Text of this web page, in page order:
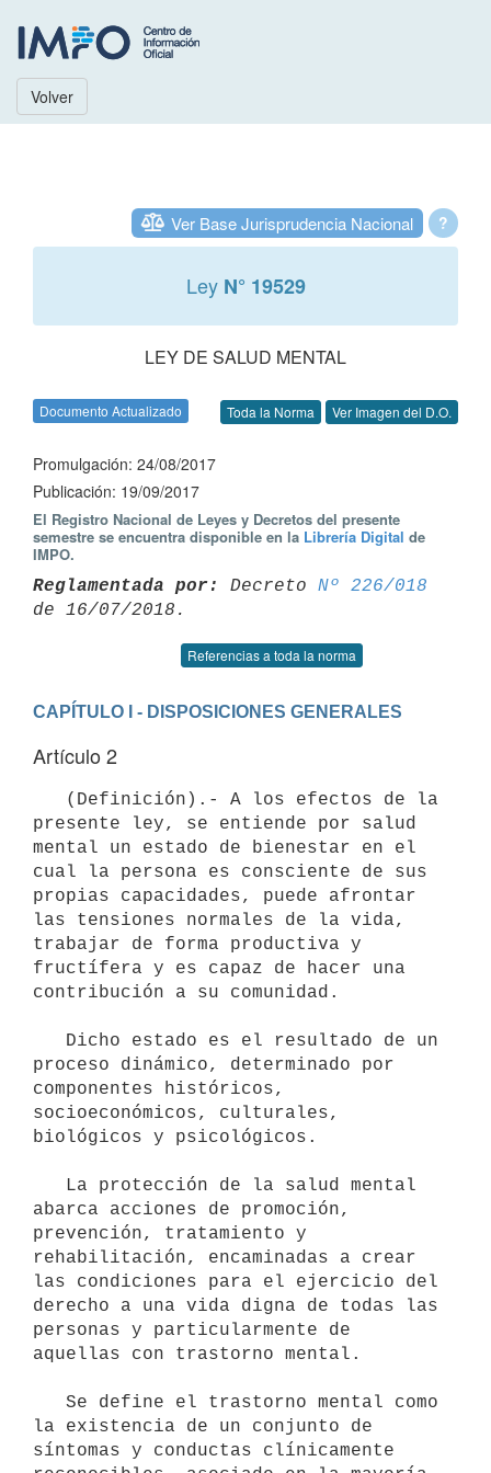
Volver
?
Ver Base Jurisprudencia Nacional
Ley N° 19529
LEY DE SALUD MENTAL
Documento Actualizado Toda la Norma Ver Imagen del D.O.
Promulgación: 24/08/2017
Publicación: 19/09/2017
El Registro Nacional de Leyes y Decretos del presente
semestre se encuentra disponible en la Librería Digital de
IMPO.
Reglamentada por: Decreto Nº 226/018
Referencias a toda la norma
CAPÍTULO I - DISPOSICIONES GENERALES
Artículo 2
presente ley, se entiende por salud
mental un estado de bienestar en el
cual la persona es consciente de sus
propias capacidades, puede afrontar
las tensiones normales de la vida,
trabajar de forma productiva y
fructífera y es capaz de hacer una
contribución a su comunidad.
proceso dinámico, determinado por
componentes históricos,
socioeconómicos, culturales,
biológicos y psicológicos.
abarca acciones de promoción,
prevención, tratamiento y
rehabilitación, encaminadas a crear
las condiciones para el ejercicio del
derecho a una vida digna de todas las
personas y particularmente de
aquellas con trastorno mental.
la existencia de un conjunto de
síntomas y conductas clínicamente